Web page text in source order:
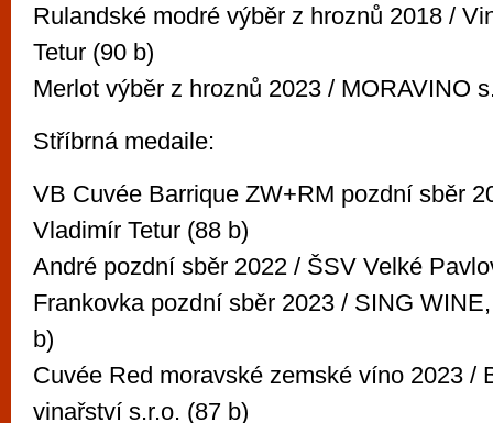
Rulandské modré výběr z hroznů 2018 /
Tetur (90 b)
Merlot výběr z hroznů 2023 / MORAVINO
Stříbrná medaile:
VB Cuvée Barrique ZW+RM pozdní sběr
Vladimír Tetur (88 b)
André pozdní sběr 2022 / ŠSV Velké
Frankovka pozdní sběr 2023 / SING
b)
Cuvée Red moravské zemské víno 2023 /
vinařství s.r.o. (87 b)